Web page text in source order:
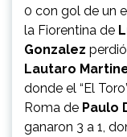
0 con gol de un
la Fiorentina de
Gonzalez
Lautaro
donde el “El
Roma de Paulo
ganaron 3 a 1,